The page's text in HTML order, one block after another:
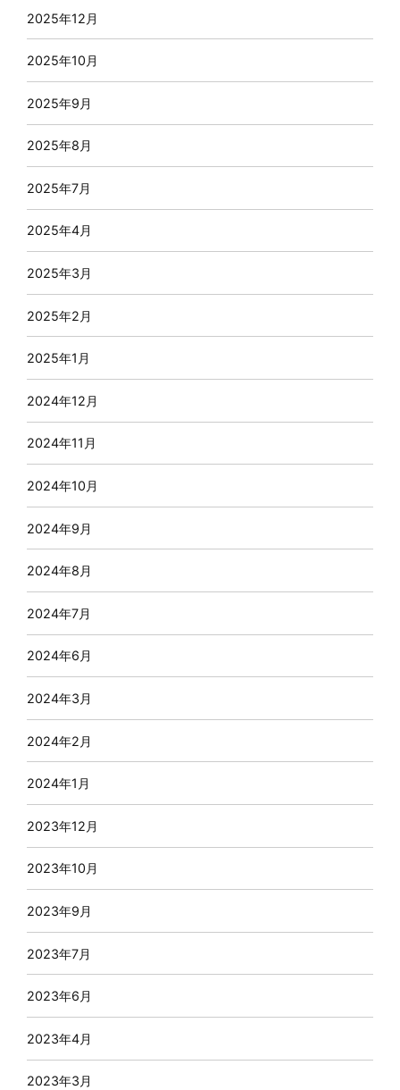
2025年12月
2025年10月
2025年9月
2025年8月
2025年7月
2025年4月
2025年3月
2025年2月
2025年1月
2024年12月
2024年11月
2024年10月
2024年9月
2024年8月
2024年7月
2024年6月
2024年3月
2024年2月
2024年1月
2023年12月
2023年10月
2023年9月
2023年7月
2023年6月
2023年4月
2023年3月